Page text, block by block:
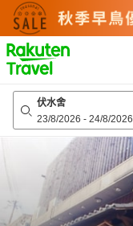
to
top
page
伏水舍
23/8/2026 - 24/8/2026